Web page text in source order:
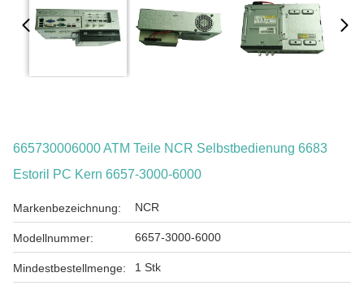
665730006000 ATM Teile NCR Selbstbedienung 6683
Estoril PC Kern 6657-3000-6000
Markenbezeichnung: NCR
Modellnummer: 6657-3000-6000
Mindestbestellmenge: 1 Stk